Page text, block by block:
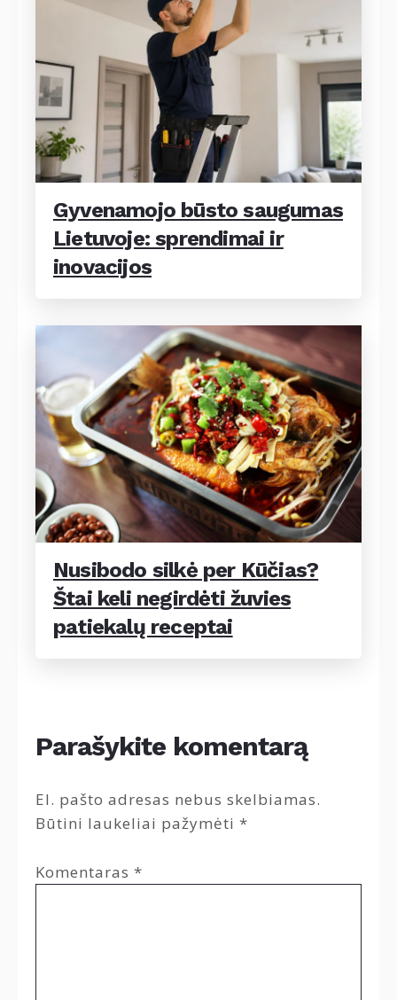
Gyvenamojo būsto saugumas
Lietuvoje: sprendimai ir
inovacijos
Nusibodo silkė per Kūčias?
Štai keli negirdėti žuvies
patiekalų receptai
Parašykite komentarą
El. pašto adresas nebus skelbiamas.
Būtini laukeliai pažymėti *
Komentaras *